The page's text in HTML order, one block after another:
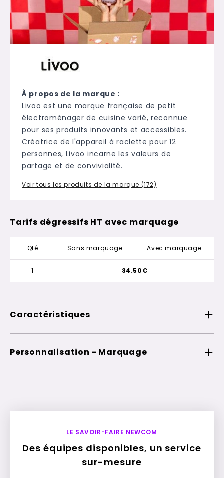
À propos de la marque :
Livoo est une marque française de petit
électroménager de cuisine varié, reconnue
pour ses produits innovants et accessibles.
Créatrice de l'appareil à raclette pour 12
personnes, Livoo incarne les valeurs de
partage et de convivialité.
Voir tous les produits de la marque (172)
Tarifs dégressifs HT avec marquage
Qté Sans marquage Avec marquage
1 34.50€
Caractéristiques
Personnalisation - Marquage
LE SAVOIR-FAIRE NEWCOM
Des équipes disponibles, un service
sur-mesure